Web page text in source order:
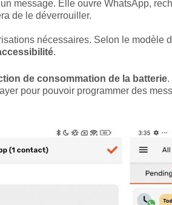
message. Elle ouvre WhatsApp,
de le déverrouiller.
nécessaires. Selon le modèle
.
de consommation de la batterie.
pour pouvoir programmer des